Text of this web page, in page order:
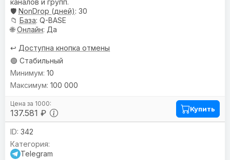
каналов и групп.
🛡️ NonDrop (дней): 30
📁 База: Q-BASE
🌐Онлайн: Да
↩️ Доступна кнопка отмены
🟢 Стабильный
137.581 ₽
10
100 000
Купить
342
Telegram